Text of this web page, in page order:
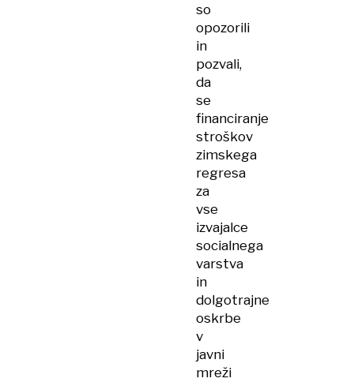
so
opozorili
in
pozvali,
da
se
financiranje
stroškov
zimskega
regresa
za
vse
izvajalce
socialnega
varstva
in
dolgotrajne
oskrbe
v
javni
mreži